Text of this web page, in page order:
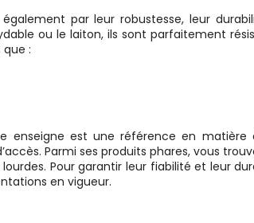
par leur robustesse, leur
ou le laiton, ils sont parfaitement
:
enseigne est une référence en matière
Parmi ses produits phares, vous
Pour garantir leur fiabilité et leur
en vigueur.